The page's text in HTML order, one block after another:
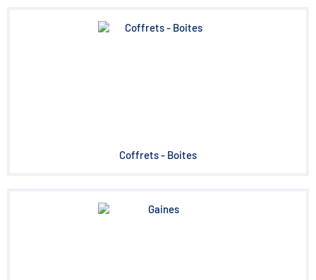
Coffrets - Boites